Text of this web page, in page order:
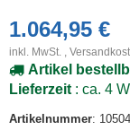
1.064,95 €
inkl. MwSt. ,
Artikel
Lieferzeit : ca. 4
Artikelnummer: